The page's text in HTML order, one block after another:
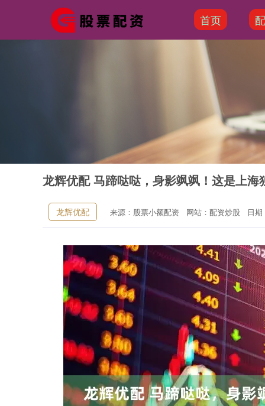
首页
龙辉优配 马蹄哒哒，身影飒飒！这是上海
龙辉优配 来源：股票小额配资 网站：配资炒股 日